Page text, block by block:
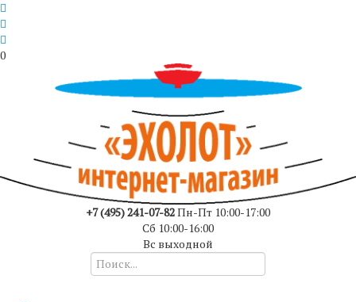
0
+7 (495) 241-07-82Пн-Пт 10:00-17:00
Сб 10:00-16:00
Вс выходной